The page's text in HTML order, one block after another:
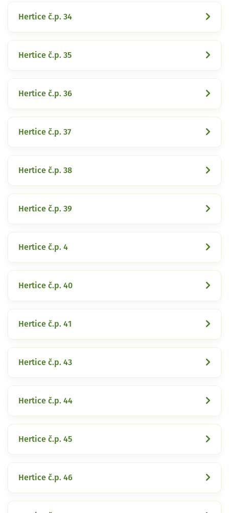
Hertice č.p. 34
Hertice č.p. 35
Hertice č.p. 36
Hertice č.p. 37
Hertice č.p. 38
Hertice č.p. 39
Hertice č.p. 4
Hertice č.p. 40
Hertice č.p. 41
Hertice č.p. 43
Hertice č.p. 44
Hertice č.p. 45
Hertice č.p. 46